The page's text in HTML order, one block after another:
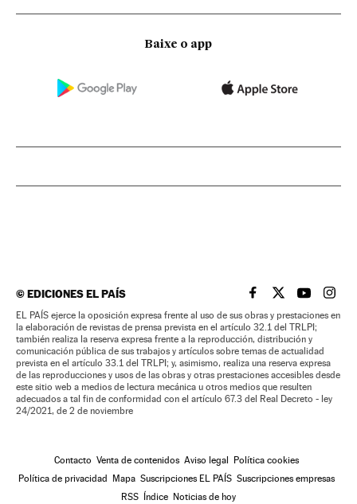
Baixe o app
©EDICIONES EL PAÍS EL PAÍS BRASIL EN
EL PAÍSEL PAÍS
EL
EL PAÍS ejerce la oposición expresa frente al uso de sus obras y prestaciones en
la elaboración de revistas de prensa prevista en el artículo 32.1 del TRLPI;
también realiza la reserva expresa frente a la reproducción, distribución y
comunicación pública de sus trabajos y artículos sobre temas de actualidad
prevista en el artículo 33.1 del TRLPI; y, asimismo, realiza una reserva expresa
de las reproducciones y usos de las obras y otras prestaciones accesibles desde
este sitio web a medios de lectura mecánica u otros medios que resulten
adecuados a tal fin de conformidad con el artículo 67.3 del Real Decreto - ley
24/2021, de 2 de noviembre
Contacto Venta de contenidos Aviso legal
Política cookies
Política de privacidad
Mapa Suscripciones EL PAÍS Suscripciones empresas
RSS
Índice Noticias de hoy